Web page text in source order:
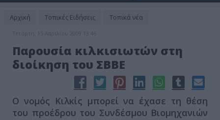
Αρχική Τοπικές Ειδήσεις Τοπικά νέα
Τετάρτη, 15 Απριλίου 2009 13:46
Παρουσία κιλκισιωτών στη
διοίκηση του ΣΒΒΕ
Ο νομός Κιλκίς μπορεί να έχασε τη θέση
του προέδρου του Συνδέσμου Βιομηχανιών